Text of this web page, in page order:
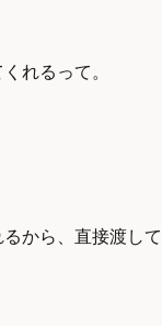
れるって。
から、直接渡して